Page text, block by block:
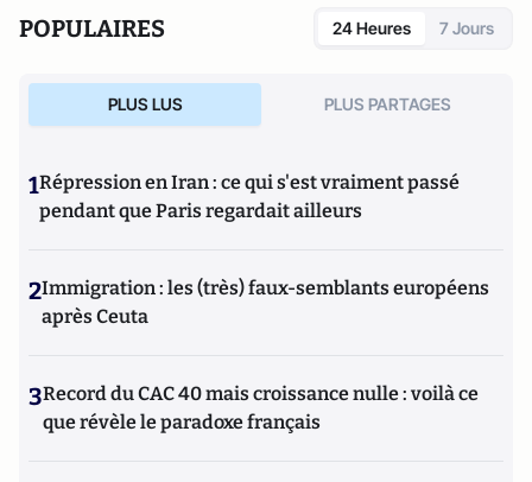
POPULAIRES 24 Heures 7 Jours
PLUS LUS PLUS PARTAGES
1Répression en Iran : ce qui s'est vraiment passé
pendant que Paris regardait ailleurs
2Immigration : les (très) faux-semblants européens
après Ceuta
3Record du CAC 40 mais croissance nulle : voilà ce
que révèle le paradoxe français